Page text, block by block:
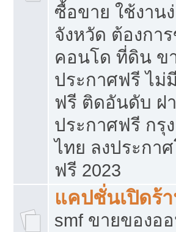
ซื้อขาย ใช้งาน
จังหวัด ต้องกา
คอนโด ที่ดิน ข
ประกาศฟรี ไม่
ฟรี ติดอันดับ ฝ
ประกาศฟรี กรุ
ไทย ลงประกา
ฟรี 2023
แคปชั่นเปิดร้
smf ขายของอ